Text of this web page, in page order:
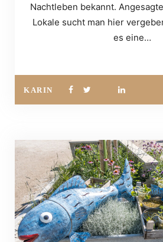
Nachtleben bekannt.
Lokale sucht man hier
es eine…
KARIN